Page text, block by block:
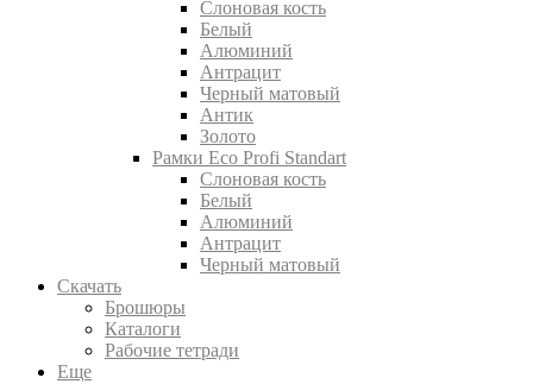
Слоновая кость
Белый
Алюминий
Антрацит
Черный матовый
Антик
Золото
Рамки Eco Profi Standart
Слоновая кость
Белый
Алюминий
Антрацит
Черный матовый
Скачать
Брошюры
Каталоги
Рабочие тетради
Еще